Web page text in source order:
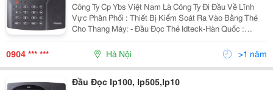
Công Ty Cp Ybs Việt Nam Là Công Ty Đi Đầu Về Lĩnh
Vực Phân Phối : Thiết Bị Kiểm Soát Ra Vào Bằng Thẻ
Cho Thang Máy: - Đầu Đọc Thẻ Idteck-Hàn Quốc :
Ip100R, Ip505R, Ip10&Hellip; - Bo Mạch Elevator 384,
0904 *** *** Hà Nội >1 năm
Đầu Đọc Ip100, Ip505,Ip10